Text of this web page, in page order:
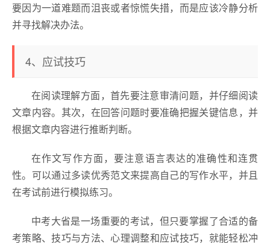
要因为一道难题而沮丧或者惊慌失措，而是应该冷静分析
并寻找解决办法。
4、应试技巧
在阅读理解方面，首先要注意审清问题，并仔细阅读
文章内容。其次，在回答问题时要准确把握关键信息，并
根据文章内容进行推断判断。
在作文写作方面，要注意语言表达的准确性和连贯
性。可以通过多读优秀范文来提高自己的写作水平，并且
在考试前进行模拟练习。
中考大省是一场重要的考试，但只要掌握了合适的备
考策略、技巧与方法、心理调整和应试技巧，就能轻松冲